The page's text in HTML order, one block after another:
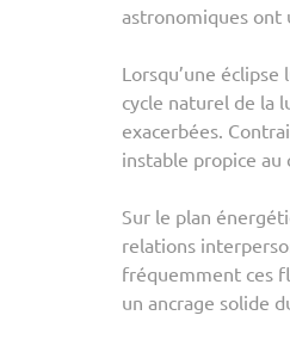
astronomiques ont
Lorsqu’une
cycle naturel de la
exacerbées.
instable propice au
Sur le plan
relations
fréquemment ces
un ancrage solide